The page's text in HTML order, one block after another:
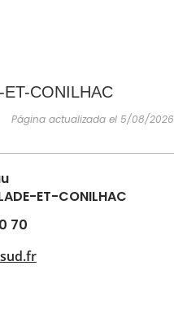
CONILHAC
Página actualizada el 5/08/2026
ET-CONILHAC
70